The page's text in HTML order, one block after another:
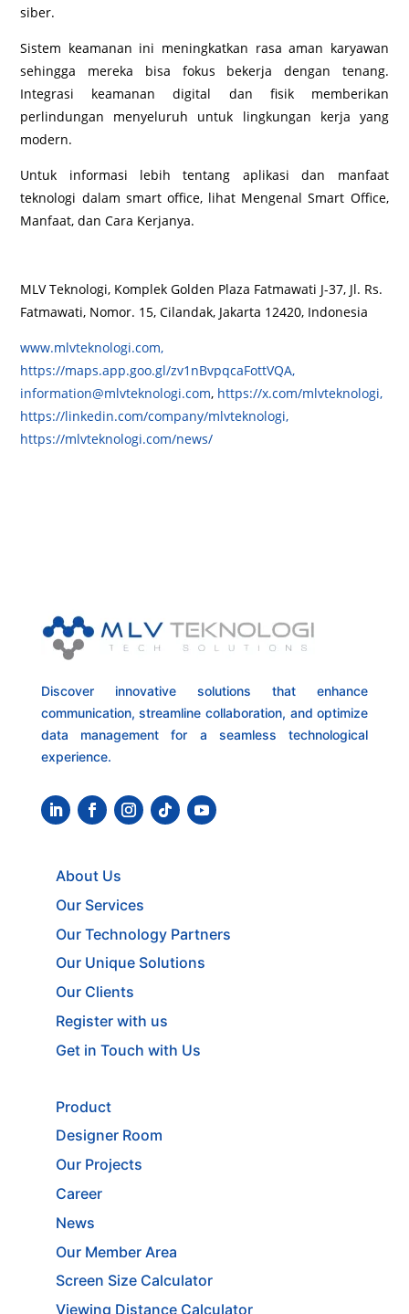
siber.
Sistem keamanan ini meningkatkan rasa aman karyawan
sehingga mereka bisa fokus bekerja dengan tenang.
Integrasi keamanan digital dan fisik memberikan
perlindungan menyeluruh untuk lingkungan kerja yang
modern.
Untuk informasi lebih tentang aplikasi dan manfaat
teknologi dalam smart office, lihat Mengenal Smart Office,
Manfaat, dan Cara Kerjanya.
MLV Teknologi, Komplek Golden Plaza Fatmawati J-37, Jl. Rs.
Fatmawati, Nomor. 15, Cilandak, Jakarta 12420, Indonesia
www.mlvteknologi.com,
https://maps.app.goo.gl/zv1nBvpqcaFottVQA,
information@mlvteknologi.com, https://x.com/mlvteknologi,
https://linkedin.com/company/mlvteknologi,
https://mlvteknologi.com/news/
Discover innovative solutions that enhance
communication, streamline collaboration, and optimize
data management for a seamless technological
experience.
About Us
Our Services
Our Technology Partners
Our Unique Solutions
Our Clients
Register with us
Get in Touch with Us
Product
Designer Room
Our Projects
Career
News
Our Member Area
Screen Size Calculator
Viewing Distance Calculator